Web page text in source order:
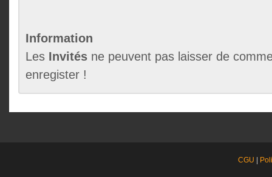
Information
Les Invités ne peuvent pas laisser de
enregister !
CGU |